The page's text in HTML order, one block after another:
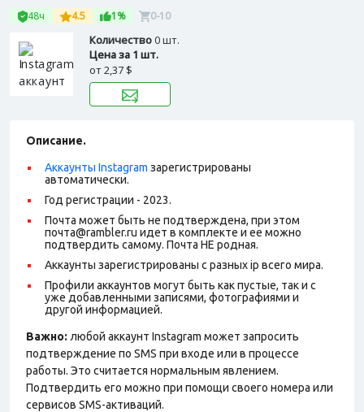
48ч 4.5 1% 0-10
Количество0 шт.
Цена за 1 шт.
от2,37 $
Описание.
Аккаунты Instagram зарегистрированы
автоматически.
Год регистрации - 2023.
Почта может быть не подтверждена, при этом
почта@rambler.ru идет в комплекте и ее можно
подтвердить самому. Почта НЕ родная.
Аккаунты зарегистрированы с разных ip всего мира.
Профили аккаунтов могут быть как пустые, так и с
уже добавленными записями, фотографиями и
другой информацией.
Важно: любой аккаунт Instagram может запросить
подтверждение по SMS при входе или в процессе
работы. Это считается нормальным явлением.
Подтвердить его можно при помощи своего номера или
сервисов SMS-активаций.